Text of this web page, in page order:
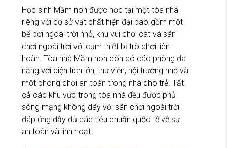
Học sinh Mầm non được học tại một tòa nhà
riêng với cơ sở vật chất hiện đại bao gồm một
bể bơi ngoài trời nhỏ, khu vui chơi cát và sân
chơi ngoài trời với cụm thiết bị trò chơi liên
hoàn. Tòa nhà Mầm non còn có các phòng đa
năng với diện tích lớn, thư viện, hội trường nhỏ và
một phòng chơi an toàn trong nhà cho trẻ. Tất
cả các khu vực trong tòa nhà đều được phủ
sóng mạng không dây với sân chơi ngoài trời
đáp ứng đầy đủ các tiêu chuẩn quốc tế về sự
an toàn và linh hoạt.